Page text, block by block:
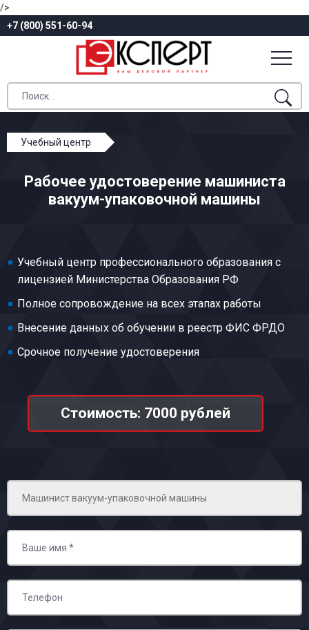
/>
+7 (800) 551-60-94
Учебный центр
Маслодельное, сыродельное и молочное
производства
Рабочее удостоверение машиниста
вакуум-упаковочной машины
Учебный центр профессионального образования с
лицензией Министерства Образования РФ
Полное сопровождение на всех этапах работы
Внесение данных об обучении в реестр ФИС ФРДО
Срочное получение удостоверения
Стоимость: 7000 рублей